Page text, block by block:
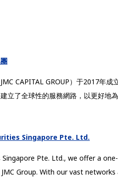
CAPITAL GROUP）于2017年
立了全球性的服務網路，以更好地
Singapore Pte. Ltd.
Singapore Pte. Ltd., we offer a
Group. With our vast networks